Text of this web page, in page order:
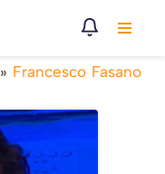
» Francesco Fasano